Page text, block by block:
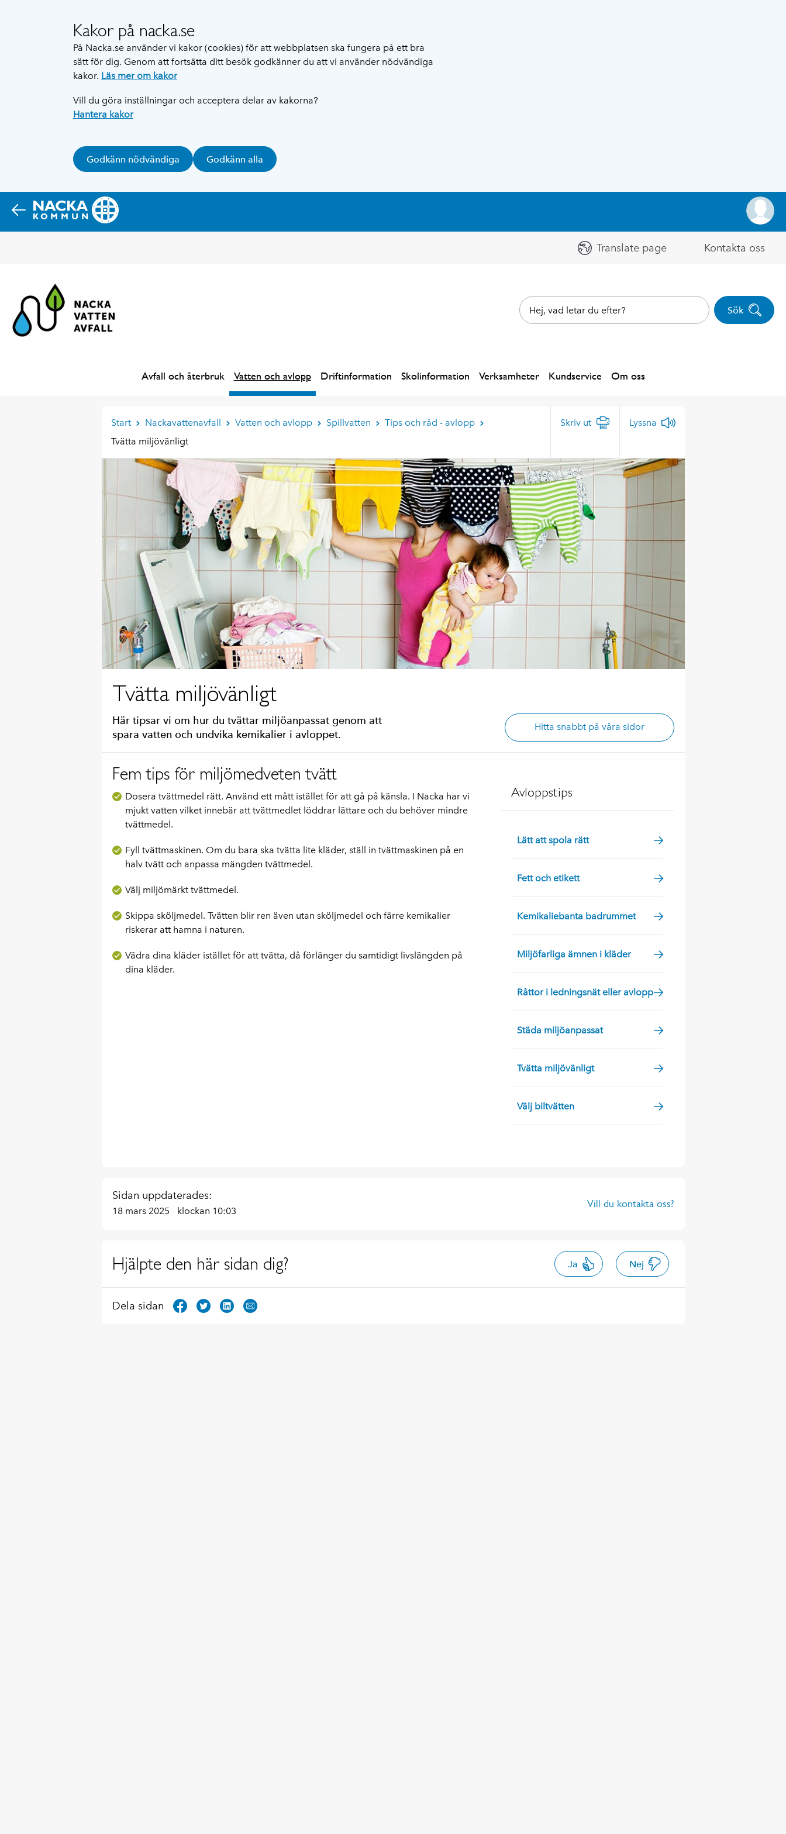
Kakor på nacka.se
På Nacka.se använder vi kakor (cookies) för att webbplatsen ska fungera på ett bra
sätt för dig. Genom att fortsätta ditt besök godkänner du att vi använder nödvändiga
kakor. Läs mer om kakor
Vill du göra inställningar och acceptera delar av kakorna?
Hantera kakor
Godkänn nödvändiga Godkänn alla
Translate page Kontakta oss
Sök
Avfall och återbruk Vatten och avlopp Driftinformation Skolinformation Verksamheter Kundservice Om oss
Start Nackavattenavfall Vatten och avlopp Spillvatten
Tips och råd - avlopp
Tvätta miljövänligt
Skriv ut Lyssna
Tvätta miljövänligt
Här tipsar vi om hur du tvättar miljöanpassat genom att
spara vatten och undvika kemikalier i avloppet.
Hitta snabbt på våra sidor
Avloppstips
Lätt att spola rätt
Fett och etikett
Kemikaliebanta badrummet
Miljöfarliga ämnen i kläder
Råttor i ledningsnät eller avlopp
Städa miljöanpassat
Tvätta miljövänligt
Välj biltvätten
Fem tips för miljömedveten tvätt
Dosera tvättmedel rätt. Använd ett mått istället för att gå på känsla. I Nacka har vi
mjukt vatten vilket innebär att tvättmedlet löddrar lättare och du behöver mindre
tvättmedel.
Fyll tvättmaskinen. Om du bara ska tvätta lite kläder, ställ in tvättmaskinen på en
halv tvätt och anpassa mängden tvättmedel.
Välj miljömärkt tvättmedel.
Skippa sköljmedel. Tvätten blir ren även utan sköljmedel och färre kemikalier
riskerar att hamna i naturen.
Vädra dina kläder istället för att tvätta, då förlänger du samtidigt livslängden på
dina kläder.
Sidan uppdaterades:
18 mars 2025 klockan 10:03
Vill du kontakta oss?
Hjälpte den här sidan dig? Ja Nej
Dela sidan